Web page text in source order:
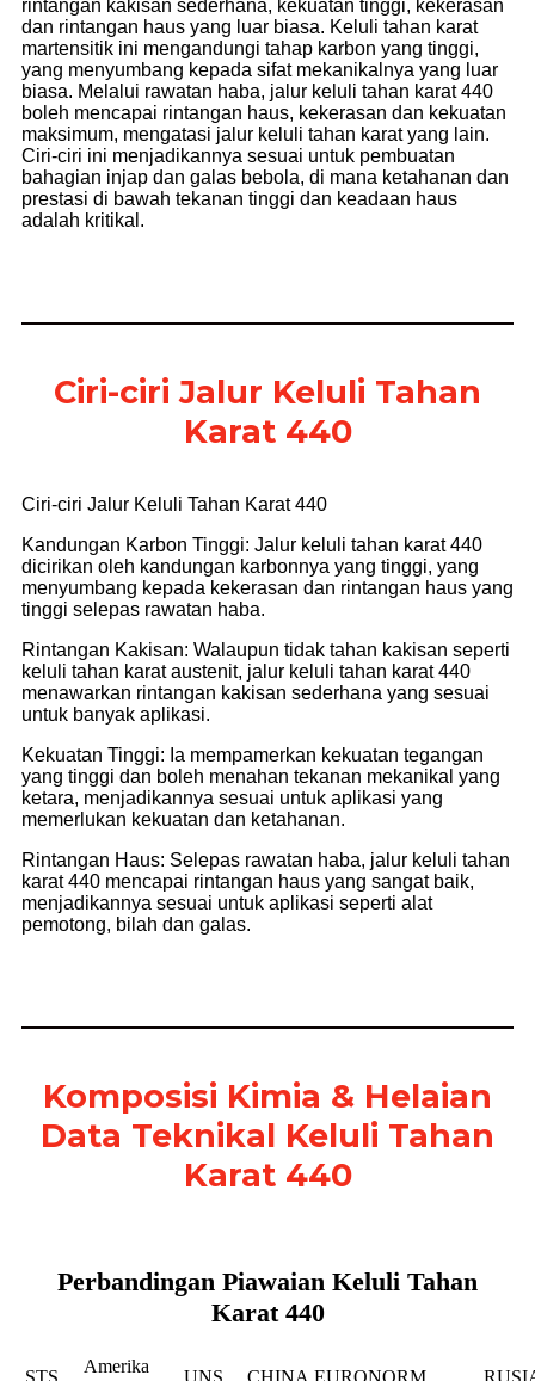
rintangan kakisan sederhana, kekuatan tinggi, kekerasan
dan rintangan haus yang luar biasa. Keluli tahan karat
martensitik ini mengandungi tahap karbon yang tinggi,
yang menyumbang kepada sifat mekanikalnya yang luar
biasa. Melalui rawatan haba, jalur keluli tahan karat 440
boleh mencapai rintangan haus, kekerasan dan kekuatan
maksimum, mengatasi jalur keluli tahan karat yang lain.
Ciri-ciri ini menjadikannya sesuai untuk pembuatan
bahagian injap dan galas bebola, di mana ketahanan dan
prestasi di bawah tekanan tinggi dan keadaan haus
adalah kritikal.
Ciri-ciri Jalur Keluli Tahan
Karat 440
Ciri-ciri Jalur Keluli Tahan Karat 440
Kandungan Karbon Tinggi: Jalur keluli tahan karat 440
dicirikan oleh kandungan karbonnya yang tinggi, yang
menyumbang kepada kekerasan dan rintangan haus yang
tinggi selepas rawatan haba.
Rintangan Kakisan: Walaupun tidak tahan kakisan seperti
keluli tahan karat austenit, jalur keluli tahan karat 440
menawarkan rintangan kakisan sederhana yang sesuai
untuk banyak aplikasi.
Kekuatan Tinggi: Ia mempamerkan kekuatan tegangan
yang tinggi dan boleh menahan tekanan mekanikal yang
ketara, menjadikannya sesuai untuk aplikasi yang
memerlukan kekuatan dan ketahanan.
Rintangan Haus: Selepas rawatan haba, jalur keluli tahan
karat 440 mencapai rintangan haus yang sangat baik,
menjadikannya sesuai untuk aplikasi seperti alat
pemotong, bilah dan galas.
Komposisi Kimia & Helaian
Data Teknikal Keluli Tahan
Karat 440
Perbandingan Piawaian Keluli Tahan
Karat 440
STS
Amerika
UNS CHINA EURONORM